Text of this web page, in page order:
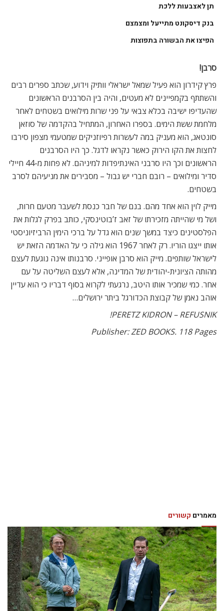
לחצות את הקו הירוק כאשר נקראו לדגל. כך היו הסרבנים
סדיר ומילואים – רובם חברי יש גבול – מסבירים את מניעיהם לסרב
מייק לוין הוא אחד מהם. בנם של חבר כנסת לשעבר מטעם חרות,
ושל מי שהייתה מזכירתו של זאב ז’בוטינסקי, כותב בפרק לגלות את
הפלסטינים כיצד במשך שנים הוא גדל על ברכי הימין הרביזיוניסטי
אותו ייצגו הוריו. רק לאחר 1967 הוא גילה כי על האדמה הזאת יש
לישראל שותפים. מייק הוא סרבן אופייני. סרבנותו אינה נוגעת לעצם
מהותה הציונית-יהודית של המדינה, אלא לעצם השליטה על עם
אחר. כמי שמכיר אותו היטב, נרגעתי לקרוא בסוף דבריו כי הוא עדיין
אוהב נאמן של קבוצת הכדורגל ביתר ירושלים…
PERETZ KIDRON – REFUSNIK!
Publisher: ZED BOOKS. 118 Pages
מאמריםקשורים
לונדון עכשיו
זמר האופרה הישראלי אלירן קדוסי משתתף בבכורה
העולמית של “Krishna” בבריטניה